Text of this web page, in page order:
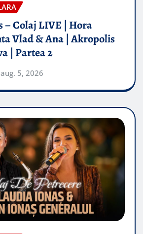
– Colaj LIVE | Hora
Vlad & Ana | Akropolis
| Partea 2
aug. 5, 2026